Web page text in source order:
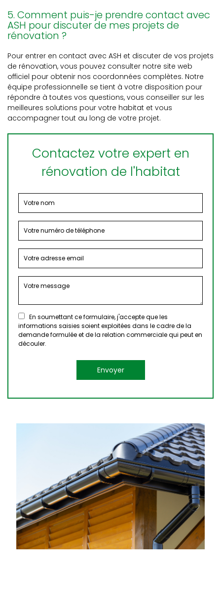
5. Comment puis-je prendre contact avec
ASH pour discuter de mes projets de
rénovation ?
Pour entrer en contact avec ASH et discuter de vos projets
de rénovation, vous pouvez consulter notre site web
officiel pour obtenir nos coordonnées complètes. Notre
équipe professionnelle se tient à votre disposition pour
répondre à toutes vos questions, vous conseiller sur les
meilleures solutions pour votre habitat et vous
accompagner tout au long de votre projet.
Contactez votre expert en
rénovation de l'habitat
En soumettant ce formulaire, j'accepte que les
informations saisies soient exploitées dans le cadre de la
demande formulée et de la relation commerciale qui peut en
découler.